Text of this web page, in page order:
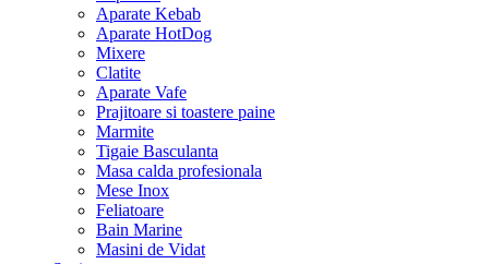
Aparate Kebab
Aparate HotDog
Mixere
Clatite
Aparate Vafe
Prajitoare si toastere paine
Marmite
Tigaie Basculanta
Masa calda profesionala
Mese Inox
Feliatoare
Bain Marine
Masini de Vidat